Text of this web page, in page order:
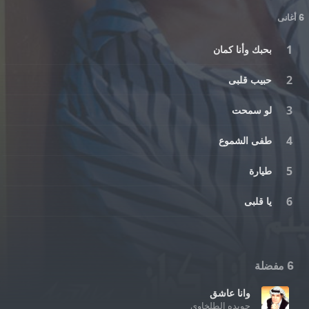
6 أغانى
بحبك وأنا كمان
حبيب قلبى
لو سمحت
طفى الشموع
طيارة
يا قلبى
6 مفضلة
وانا عاشق
جويده الطلخاوي